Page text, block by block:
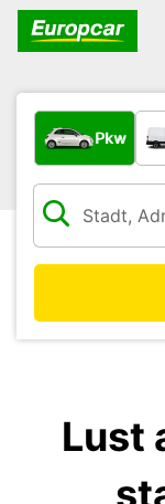
Welche Art von
Pkw
Lust